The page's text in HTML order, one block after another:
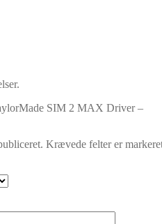
SIM 2 MAX Driver –
Krævede felter er